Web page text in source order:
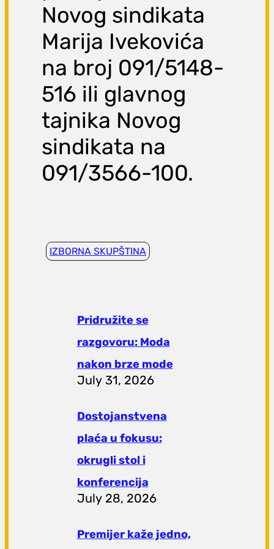
Novog sindikata
Marija Ivekovića
na broj 091/5148-
516 ili glavnog
tajnika Novog
sindikata na
091/3566-100.
IZBORNA SKUPŠTINA
Pridružite se
razgovoru: Moda
nakon brze mode
July 31, 2026
Dostojanstvena
plaća u fokusu:
okrugli stol i
konferencija
July 28, 2026
Premijer kaže jedno,